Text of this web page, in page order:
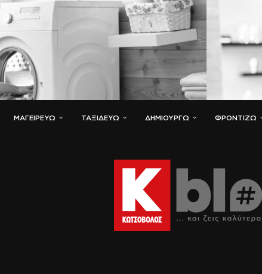
ΜΑΓΕΙΡΕΎΩ ΤΑΞΙΔΕΎΩ ΔΗΜΙΟΥΡΓΏ ΦΡΟΝΤΊΖΩ